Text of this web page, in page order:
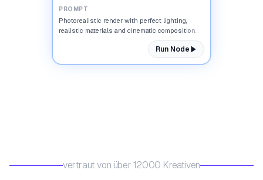
PROMPT
Photorealistic render with perfect lighting,
realistic materials and cinematic composition...
Run Node
vertraut von über 12000 Kreativen